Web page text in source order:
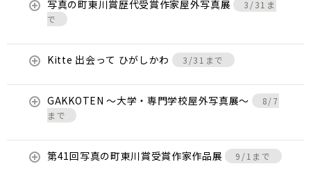
写真の町東川賞歴代受賞作家屋外写真展
3/31ま
で
Kitte 出会って ひがしかわ 3/31まで
GAKKOTEN ～大学・専門学校屋外写真展～
8/7
まで
第41回写真の町東川賞受賞作家作品展 9/1まで